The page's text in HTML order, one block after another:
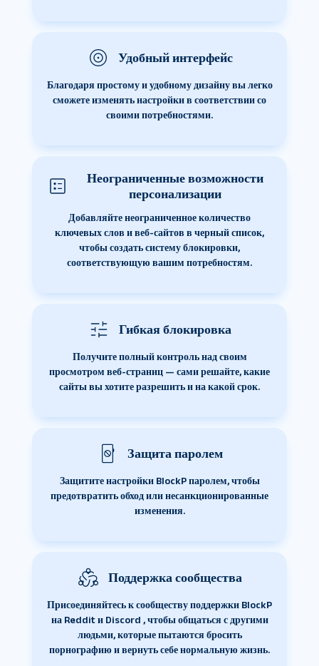
Удобный интерфейс
Благодаря простому и удобному дизайну вы легко
сможете изменять настройки в соответствии со
своими потребностями.
Неограниченные возможности
персонализации
Добавляйте неограниченное количество
ключевых слов и веб-сайтов в черный список,
чтобы создать систему блокировки,
соответствующую вашим потребностям.
Гибкая блокировка
Получите полный контроль над своим
просмотром веб-страниц — сами решайте, какие
сайты вы хотите разрешить и на какой срок.
Защита паролем
Защитите настройки BlockP паролем, чтобы
предотвратить обход или несанкционированные
изменения.
Поддержка сообщества
Присоединяйтесь к сообществу поддержки BlockP
на Reddit и Discord , чтобы общаться с другими
людьми, которые пытаются бросить
порнографию и вернуть себе нормальную жизнь.